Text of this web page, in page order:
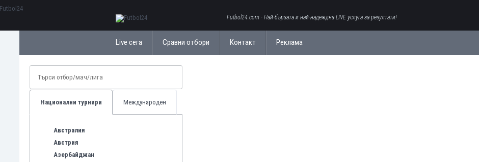
Futbol24.com - Най-бързата и най-надеждна LIVE услуга за резултати!
Live сега Сравни отбори Контакт Реклама
Национални турнири Международен
Австралия
Австрия
Азербайджан